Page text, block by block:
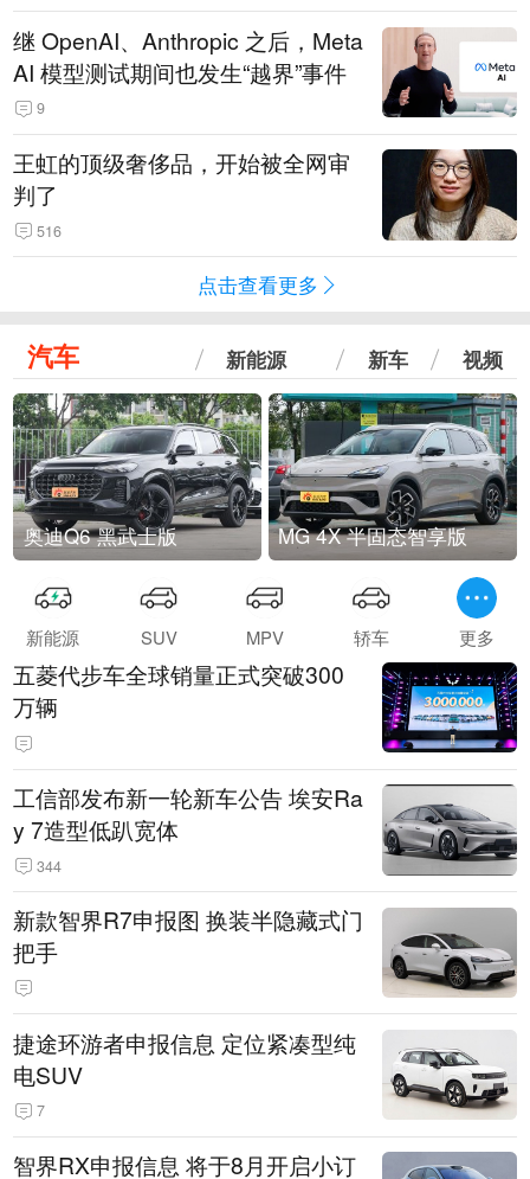
继 OpenAI、Anthropic 之后，Meta
AI 模型测试期间也发生“越界”事件
9
王虹的顶级奢侈品，开始被全网审
判了
516
点击查看更多
汽车 新能源 新车 视频
奥迪Q6 黑武士版 MG 4X 半固态智享版
新能源 SUV MPV 轿车 更多
五菱代步车全球销量正式突破300
万辆
工信部发布新一轮新车公告 埃安Ra
y 7造型低趴宽体
344
新款智界R7申报图 换装半隐藏式门
把手
捷途环游者申报信息 定位紧凑型纯
电SUV
7
智界RX申报信息 将于8月开启小订